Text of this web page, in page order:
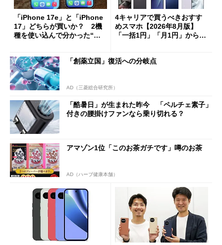
「iPhone 17e」と「iPhone
17」どちらが買いか？ 2機
種を使い込んで分かった“ス
4キャリアで買うべきおすす
めスマホ【2026年8月版】
「一括1円」「月1円」からお
「創薬立国」復活への分岐点
AD（三菱総合研究所）
「酷暑日」が生まれた昨今 「ペルチェ素子」
付きの腰掛けファンなら乗り切れる？
アマゾン1位「このお茶ガチです」噂のお茶
AD（ハーブ健康本舗）